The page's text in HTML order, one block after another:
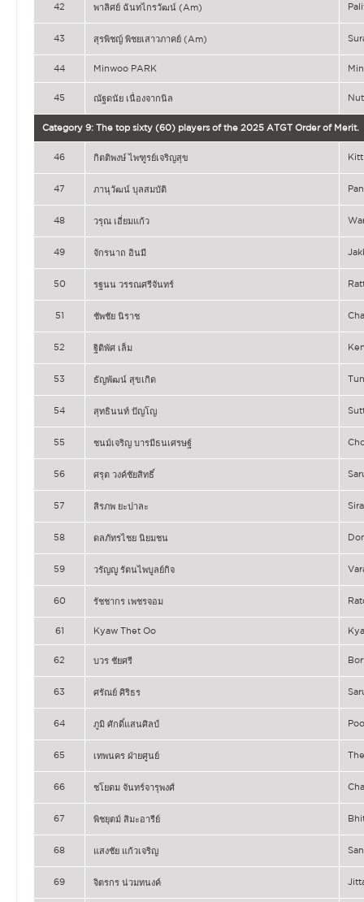
42 พาลิศย์ ฉันทไกรวัฒน์ (Am)
43 สุรพิชญ์ พิชยเสาวภาคย์ (Am)
44 Minwoo PARK
45 ณัฐดนัย เนื่องจากนิล
Category 9: The top sixty (60) players of the 2025 ATGT Order of Merit.
46 กิตติพงษ์ ไพฑูรย์เจริญสุข
47 ภานุวัฒน์ บุลสมบัติ
48 วรุณ เอี่ยมแก้ว
49 จักรนาถ อินมี
50 รฐนน วรรณศรีจันทร์
51 ชัพชัย นิราช
52 ฐิติพัศ เล็ม
53 ธัญพัฒน์ สุขเกิด
54 สุทธินนท์ ปัญโญ
55 ชนม์เจริญ บารมีธนเศรษฐ์
56 ศรุต วงค์ชัยสิทธิ์
57 สิรภพ ยะปาละ
58 ดลภัทรไชย นิยมชน
59 วรัญญู รัตนไพบูลย์กิจ
60 รัชชากร เพชรจอม
61 Kyaw Thet Oo
62 บวร ชัยศรี
63 ศรัณย์ ศิริธร
64 ภูมิ ศักดิ์แสนศิลป์
65 เทพนคร ฝ่ายศูนย์
66 ชโยดม จันทร์จารุพงศ์
67 พิชยุตม์ สิมะอารีย์
68 แสงชัย แก้วเจริญ
69 จิตรกร น่วมทนงค์